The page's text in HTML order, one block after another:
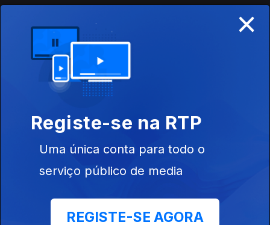
Ep. 6
11 jun. 2026
Com Diogo Madre Deus, editor, e Marcello Sacco, jornalista
Em Busca do Tempo Perdido, de Marcel Proust
04 jun. 2026
e tradutor
28 mai. 2026
×
Registe-se na RTP
Uma única conta para todo o
serviço público de media
REGISTE-SE AGORA